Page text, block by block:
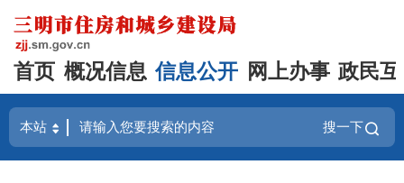
首页 概况信息 信息公开 网上办事 政民
搜一下